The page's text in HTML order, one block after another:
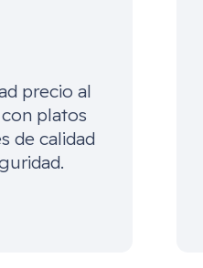
precio al
platos
de calidad